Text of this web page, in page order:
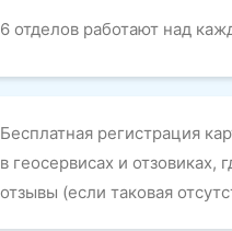
6 отделов работают над
Бесплатная регистрация
в геосервисах и отзовиках,
отзывы (если таковая